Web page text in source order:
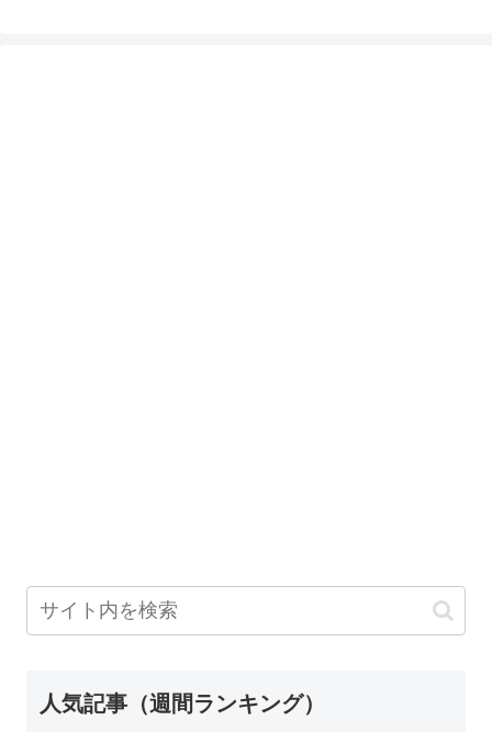
人気記事（週間ランキング）